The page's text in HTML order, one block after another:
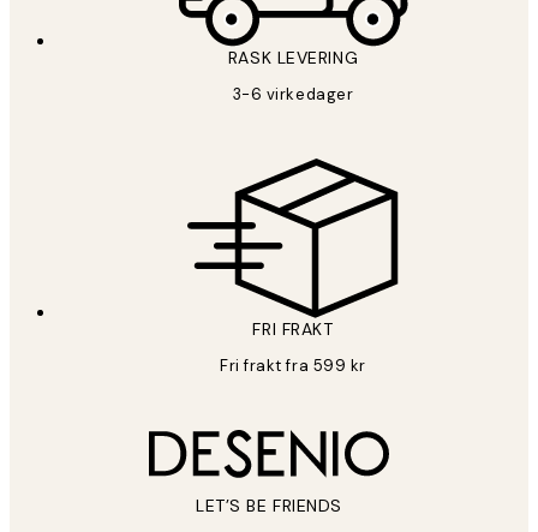
RASK LEVERING
3-6 virkedager
FRI FRAKT
Fri frakt fra 599 kr
LET’S BE FRIENDS